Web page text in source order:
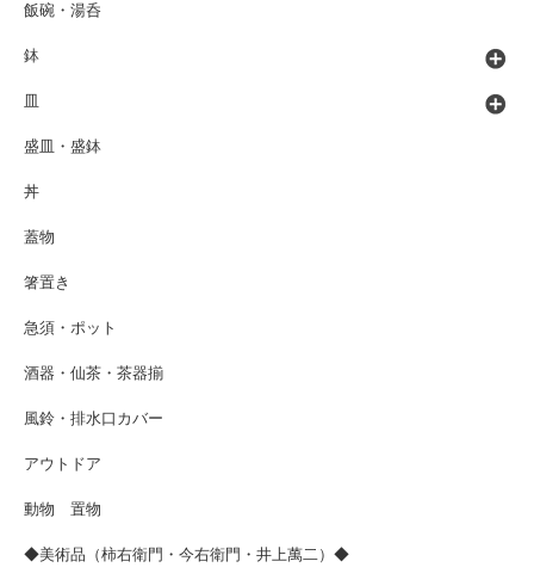
飯碗・湯呑
鉢
皿
盛皿・盛鉢
丼
蓋物
箸置き
急須・ポット
酒器・仙茶・茶器揃
風鈴・排水口カバー
アウトドア
動物 置物
◆美術品（柿右衛門・今右衛門・井上萬二）◆